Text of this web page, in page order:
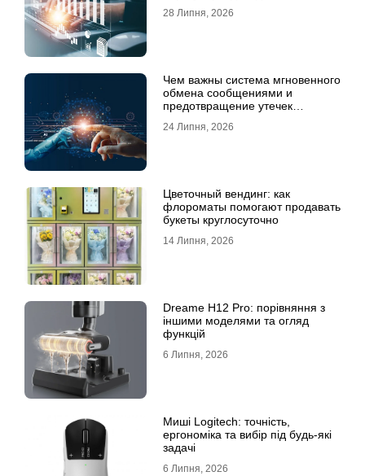
28 Липня, 2026
Чем важны система мгновенного
обмена сообщениями и
предотвращение утечек
24 Липня, 2026
Цветочный вендинг: как
флороматы помогают продавать
букеты круглосуточно
14 Липня, 2026
Dreame H12 Pro: порівняння з
іншими моделями та огляд
функцій
6 Липня, 2026
Миші Logitech: точність,
ергономіка та вибір під будь-які
задачі
6 Липня, 2026